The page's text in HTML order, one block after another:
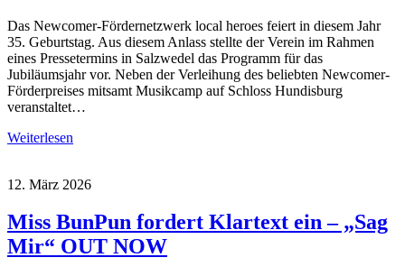
Das Newcomer-Fördernetzwerk local heroes feiert in diesem Jahr
35. Geburtstag. Aus diesem Anlass stellte der Verein im Rahmen
eines Pressetermins in Salzwedel das Programm für das
Jubiläumsjahr vor. Neben der Verleihung des beliebten Newcomer-
Förderpreises mitsamt Musikcamp auf Schloss Hundisburg
veranstaltet…
Weiterlesen
12. März 2026
Miss BunPun fordert Klartext ein – „Sag
Mir“ OUT NOW